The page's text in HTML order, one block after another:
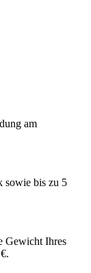
am
sowie bis zu 5
Gewicht Ihres